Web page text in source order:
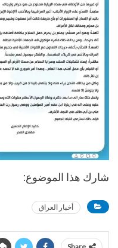
شارك هذا الموضوع:
أخبار العراق